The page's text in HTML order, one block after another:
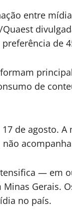
entre
de
de
de agosto.
— em
no país.